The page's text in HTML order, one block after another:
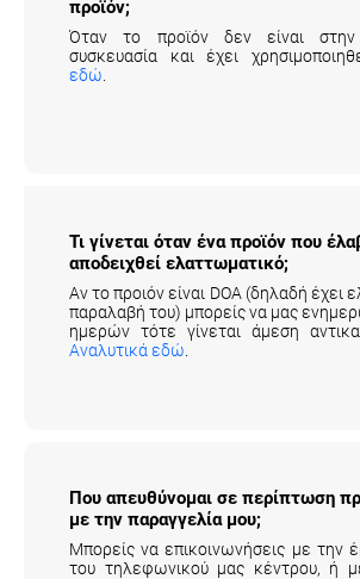
Όταν το προϊόν δεν είναι στην
συσκευασία και έχει
εδώ.
αποδειχθεί ελαττωματικό;
Αν το προιόν είναι DOA (δηλαδή έχει
παραλαβή του) μπορείς να μας
ημερών τότε γίνεται άμεση
Αναλυτικά εδώ .
με την παραγγελία μου;
Μπορείς να επικοινωνήσεις με την
του τηλεφωνικού μας κέντρου, ή
τρόπους (email, facebook, φόρμα